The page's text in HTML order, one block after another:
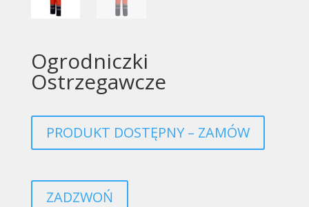
Ogrodniczki
Ostrzegawcze
PRODUKT DOSTĘPNY – ZAMÓW
ZADZWOŃ